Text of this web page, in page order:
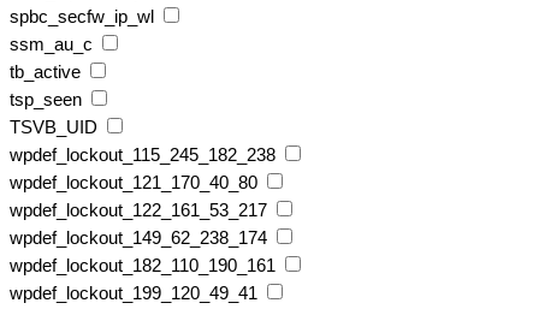
spbc_secfw_ip_wl
ssm_au_c
tb_active
tsp_seen
TSVB_UID
wpdef_lockout_115_245_182_238
wpdef_lockout_121_170_40_80
wpdef_lockout_122_161_53_217
wpdef_lockout_149_62_238_174
wpdef_lockout_182_110_190_161
wpdef_lockout_199_120_49_41